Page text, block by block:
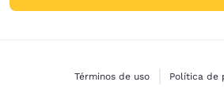
Términos de uso Política de